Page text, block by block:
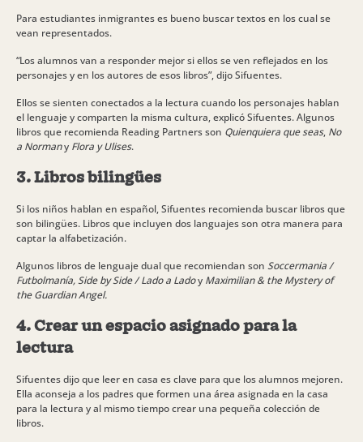
Para estudiantes inmigrantes es bueno buscar textos en los cual se
vean representados.
“Los alumnos van a responder mejor si ellos se ven reflejados en los
personajes y en los autores de esos libros”, dijo Sifuentes.
Ellos se sienten conectados a la lectura cuando los personajes hablan
el lenguaje y comparten la misma cultura, explicó Sifuentes. Algunos
libros que recomienda Reading Partners son Quienquiera que seas, No
a Normany Flora y Ulises.
3. Libros bilingües
Si los niños hablan en español, Sifuentes recomienda buscar libros que
son bilingües. Libros que incluyen dos languajes son otra manera para
captar la alfabetización.
Algunos libros de lenguaje dual que recomiendan son Soccermania /
Futbolmanía,Side by Side / Lado a Ladoy Maximilian & the Mystery of
the Guardian Angel.
4. Crear un espacio asignado para la
lectura
Sifuentes dijo que leer en casa es clave para que los alumnos mejoren.
Ella aconseja a los padres que formen una área asignada en la casa
para la lectura y al mismo tiempo crear una pequeña colección de
libros.